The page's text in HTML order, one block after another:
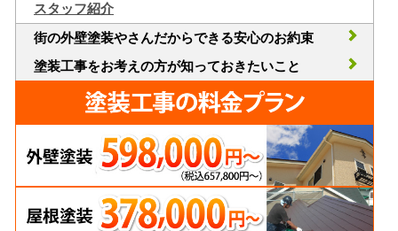
スタッフ紹介
街の外壁塗装やさんだからできる安心のお約束
塗装工事をお考えの方が知っておきたいこと